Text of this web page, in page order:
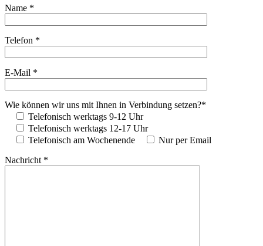
Name *
Telefon *
E-Mail *
Wie können wir uns mit Ihnen in Verbindung setzen?*
Telefonisch werktags 9-12 Uhr
Telefonisch werktags 12-17 Uhr
Telefonisch am Wochenende
Nur per Email
Nachricht *